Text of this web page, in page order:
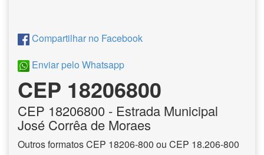
Compartilhar no Facebook
Enviar pelo Whatsapp
CEP 18206800
CEP 18206800 - Estrada Municipal
José Corrêa de Moraes
Outros formatos CEP 18206-800 ou CEP 18.206-800